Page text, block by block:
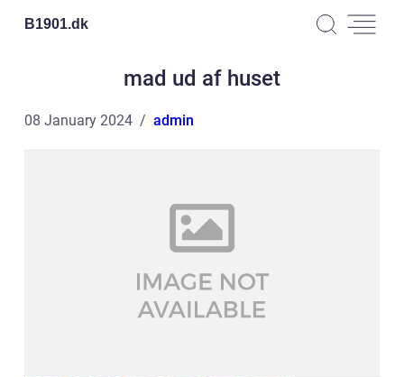
B1901.dk
mad ud af huset
08 January 2024 admin